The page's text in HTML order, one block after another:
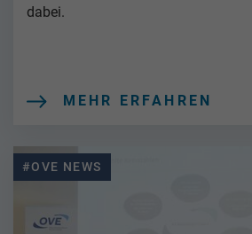
dabei.
MEHR ERFAHREN
#OVE NEWS